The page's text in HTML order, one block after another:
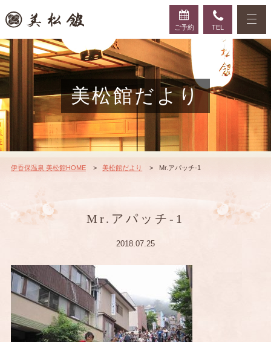
ご予約 TEL
美松館だより
伊香保温泉 美松館HOME 美松館だより Mr.アパッチ-1
Mr.アパッチ-1
2018.07.25